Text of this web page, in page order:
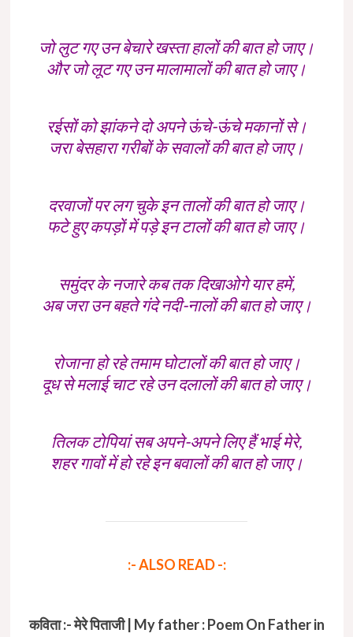
जो लुट गए उन बेचारे खस्ता हालों की बात हो जाए।
और जो लूट गए उन मालामालों की बात हो जाए।
रईसों को झांकने दो अपने ऊंचे-ऊंचे मकानों से।
जरा बेसहारा गरीबों के सवालों की बात हो जाए।
दरवाजों पर लग चुके इन तालों की बात हो जाए।
फटे हुए कपड़ों में पड़े इन टालों की बात हो जाए।
समुंदर के नजारे कब तक दिखाओगे यार हमें,
अब जरा उन बहते गंदे नदी-नालों की बात हो जाए।
रोजाना हो रहे तमाम घोटालों की बात हो जाए।
दूध से मलाई चाट रहे उन दलालों की बात हो जाए।
तिलक टोपियां सब अपने-अपने लिए हैं भाई मेरे,
शहर गावों में हो रहे इन बवालों की बात हो जाए।
:- ALSO READ -:
कविता :- मेरे पिताजी | My father : Poem On Father in